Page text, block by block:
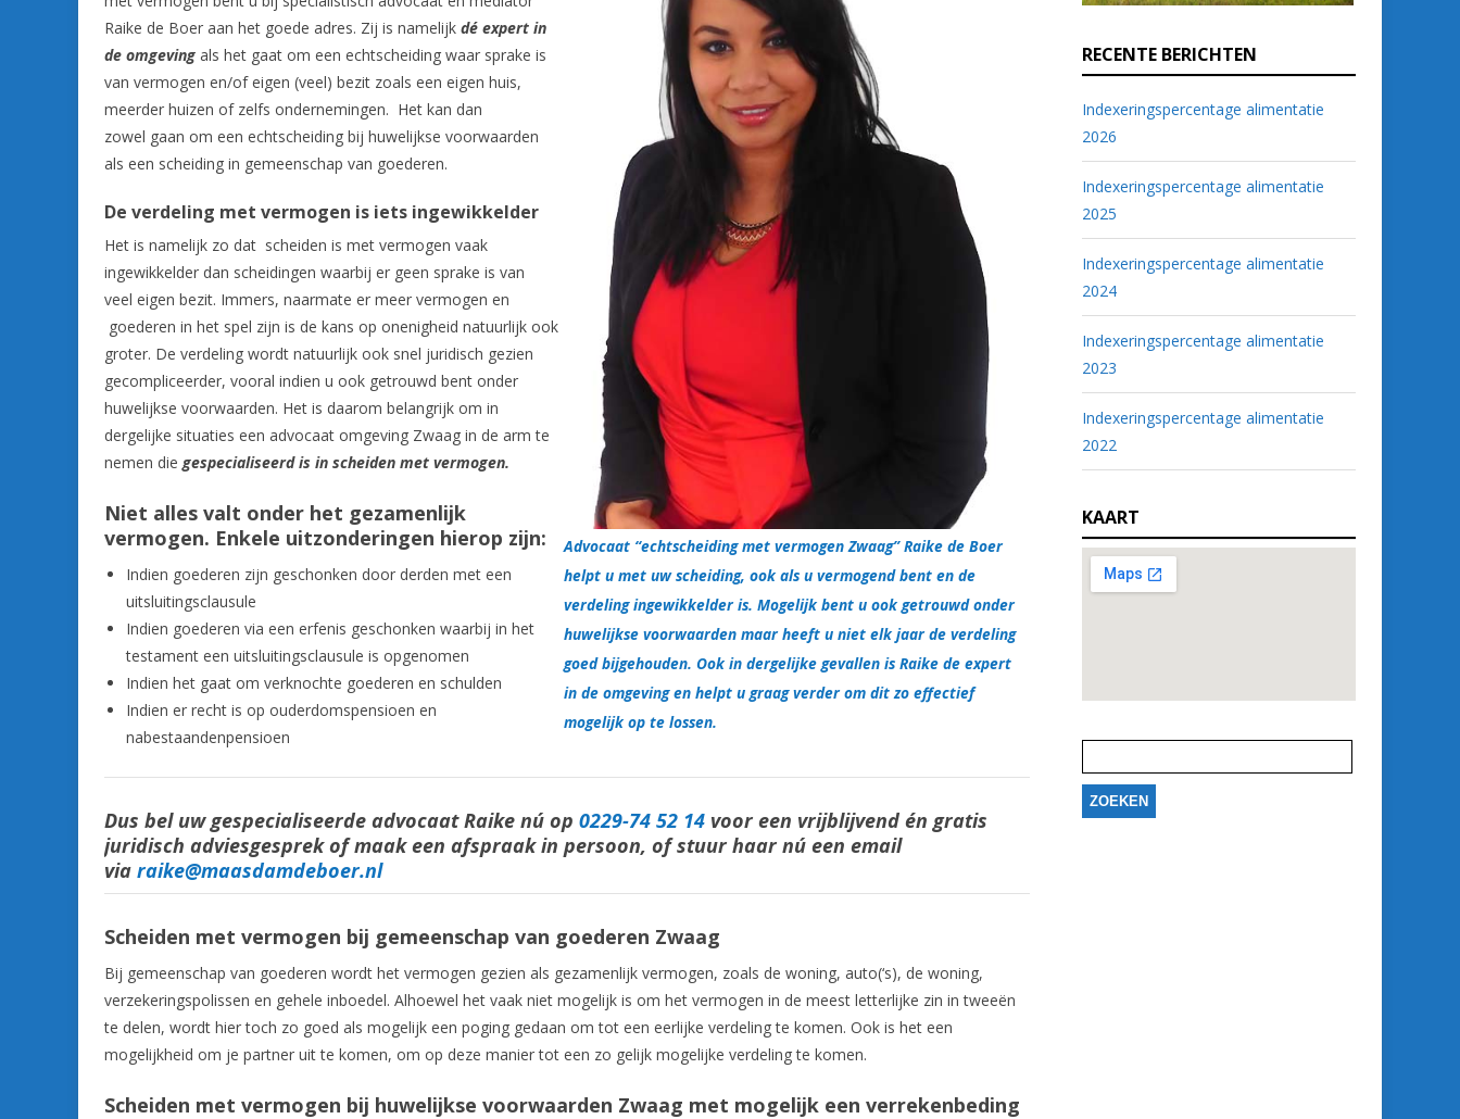
Advocaat “echtscheiding met vermogen Zwaag” Raike de Boer
helpt u met uw scheiding, ook als u vermogend bent en de
verdeling ingewikkelder is. Mogelijk bent u ook getrouwd onder
huwelijkse voorwaarden maar heeft u niet elk jaar de verdeling
goed bijgehouden. Ook in dergelijke gevallen is Raike de expert
in de omgeving en helpt u graag verder om dit zo effectief
mogelijk op te lossen.
Raike de Boer aan het goede adres. Zij is namelijk dé expert in
de omgeving als het gaat om een echtscheiding waar sprake is
van vermogen en/of eigen (veel) bezit zoals een eigen huis,
meerder huizen of zelfs ondernemingen. Het kan dan
zowel gaan om een echtscheiding bij huwelijkse voorwaarden
als een scheiding in gemeenschap van goederen.
De verdeling met vermogen is iets ingewikkelder
Het is namelijk zo dat scheiden is met vermogen vaak
ingewikkelder dan scheidingen waarbij er geen sprake is van
veel eigen bezit. Immers, naarmate er meer vermogen en
goederen in het spel zijn is de kans op onenigheid natuurlijk ook
groter. De verdeling wordt natuurlijk ook snel juridisch gezien
gecompliceerder, vooral indien u ook getrouwd bent onder
huwelijkse voorwaarden. Het is daarom belangrijk om in
dergelijke situaties een advocaat omgeving Zwaag in de arm te
nemen die gespecialiseerd is in scheiden met vermogen.
Niet alles valt onder het gezamenlijk
vermogen. Enkele uitzonderingen hierop zijn:
Indien goederen zijn geschonken door derden met een
uitsluitingsclausule
Indien goederen via een erfenis geschonken waarbij in het
testament een uitsluitingsclausule is opgenomen
Indien het gaat om verknochte goederen en schulden
Indien er recht is op ouderdomspensioen en
nabestaandenpensioen
Dus bel uw gespecialiseerde advocaat Raike nú op 0229-74 52 14 voor een vrijblijvend én gratis
juridisch adviesgesprek of maak een afspraak in persoon, of stuur haar nú een email
via raike@maasdamdeboer.nl
Scheiden met vermogen bij gemeenschap van goederen Zwaag
Bij gemeenschap van goederen wordt het vermogen gezien als gezamenlijk vermogen, zoals de woning, auto(‘s), de woning,
verzekeringspolissen en gehele inboedel. Alhoewel het vaak niet mogelijk is om het vermogen in de meest letterlijke zin in tweeën
te delen, wordt hier toch zo goed als mogelijk een poging gedaan om tot een eerlijke verdeling te komen. Ook is het een
mogelijkheid om je partner uit te komen, om op deze manier tot een zo gelijk mogelijke verdeling te komen.
Scheiden met vermogen bij huwelijkse voorwaarden Zwaag met mogelijk een verrekenbeding
RECENTE BERICHTEN
Indexeringspercentage alimentatie
2026
Indexeringspercentage alimentatie
2025
Indexeringspercentage alimentatie
2024
Indexeringspercentage alimentatie
2023
Indexeringspercentage alimentatie
2022
KAART
naar: